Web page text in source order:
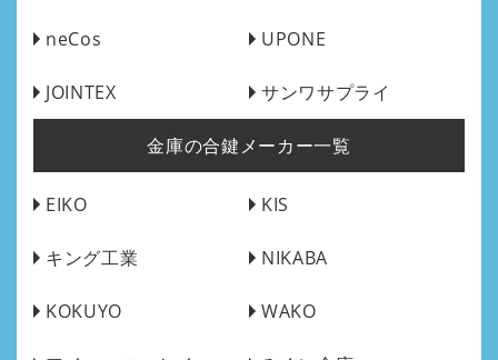
neCos UPONE
JOINTEX サンワサプライ
金庫の合鍵メーカー一覧
EIKO KIS
キング工業 NIKABA
KOKUYO WAKO